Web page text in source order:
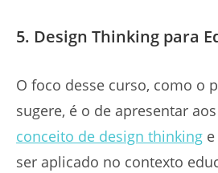
5. Design Thinking para
O foco desse curso, como o
sugere, é o de apresentar
conceito de design thinking
ser aplicado no contexto